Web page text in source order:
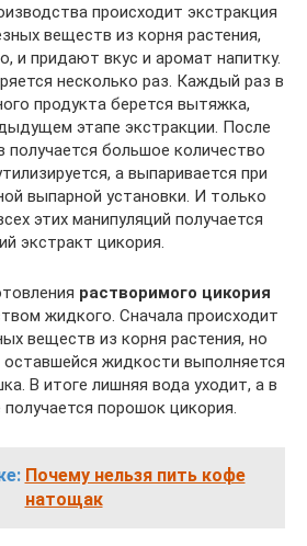
происходит экстракция
веществ из корня растения,
и придают вкус и аромат напитку.
несколько раз. Каждый раз в
продукта берется вытяжка,
этапе экстракции. После
получается большое количество
а выпаривается при
выпарной установки. И только
этих манипуляций получается
экстракт цикория.
растворимого цикория
жидкого. Сначала происходит
веществ из корня растения, но
жидкости выполняется
В итоге лишняя вода уходит, а в
порошок цикория.
Почему нельзя пить кофе
натощак